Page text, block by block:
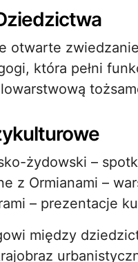
otwarte
która pełni
żydowski –
z Ormianami –
– prezentacje
między